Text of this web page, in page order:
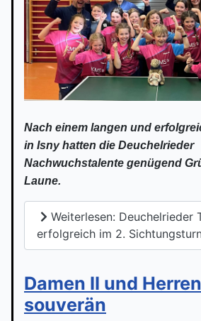
Nach einem langen und
in Isny hatten die Deuchelrieder
Nachwuchstalente genügend
Laune.
Weiterlesen: Deuchelrieder
erfolgreich im 2.
Damen II und
souverän